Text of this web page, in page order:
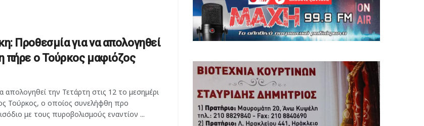
Προθεσμία για να απολογηθεί
πήρε ο Τούρκος μαφιόζος
απολογηθεί την Τετάρτη στις 12 το μεσημέρι
Τούρκος, ο οποίος συνελήφθη προ
με τους πυροβολισμούς εναντίον ...